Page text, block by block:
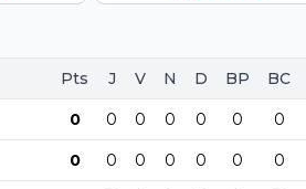
Pts J V N D BP BC
0 0 0 0 0 0 0
0 0 0 0 0 0 0